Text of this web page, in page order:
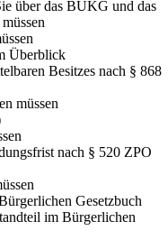
über das BUKG und das
Überblick
Besitzes nach § 868
müssen
nach § 520 ZPO
Gesetzbuch
im Bürgerlichen